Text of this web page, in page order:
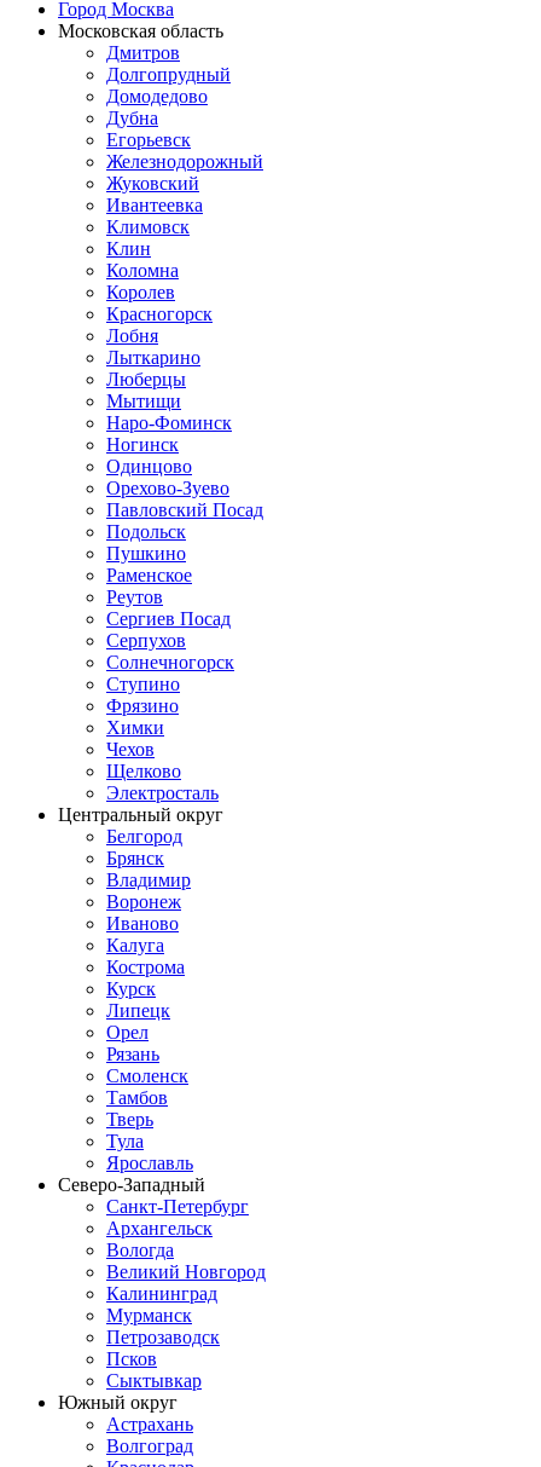
Город Москва
Московская область
Дмитров
Долгопрудный
Домодедово
Дубна
Егорьевск
Железнодорожный
Жуковский
Ивантеевка
Климовск
Клин
Коломна
Королев
Красногорск
Лобня
Лыткарино
Люберцы
Мытищи
Наро-Фоминск
Ногинск
Одинцово
Орехово-Зуево
Павловский Посад
Подольск
Пушкино
Раменское
Реутов
Сергиев Посад
Серпухов
Солнечногорск
Ступино
Фрязино
Химки
Чехов
Щелково
Электросталь
Центральный округ
Белгород
Брянск
Владимир
Воронеж
Иваново
Калуга
Кострома
Курск
Липецк
Орел
Рязань
Смоленск
Тамбов
Тверь
Тула
Ярославль
Северо-Западный
Санкт-Петербург
Архангельск
Вологда
Великий Новгород
Калининград
Мурманск
Петрозаводск
Псков
Сыктывкар
Южный округ
Астрахань
Волгоград